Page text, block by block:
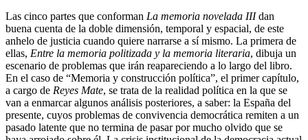
Las cinco partes que conforman La memoria novelada IIIdan
buena cuenta de la doble dimensión, temporal y espacial, de este
anhelo de justicia cuando quiere narrarse a sí mismo. La primera de
ellas, Entre la memoria politizada y la memoria literaria, dibuja un
escenario de problemas que irán reapareciendo a lo largo del libro.
En el caso de “Memoria y construcción política”, el primer capítulo,
a cargo de Reyes Mate, se trata de la realidad política en la que se
van a enmarcar algunos análisis posteriores, a saber: la España del
presente, cuyos problemas de convivencia democrática remiten a un
pasado latente que no termina de pasar por mucho olvido que se